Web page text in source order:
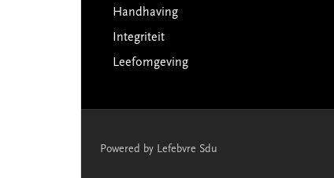
Handhaving
Integriteit
Leefomgeving
Powered by Lefebvre Sdu